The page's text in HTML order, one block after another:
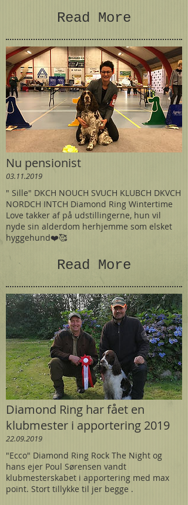
Read More
Nu pensionist
03.11.2019
" Sille" DKCH NOUCH SVUCH KLUBCH DKVCH
NORDCH INTCH Diamond Ring Wintertime
Love takker af på udstillingerne, hun vil
nyde sin alderdom herhjemme som elsket
hyggehund❤️🥰
Read More
Diamond Ring har fået en
klubmester i apportering 2019
22.09.2019
"Ecco" Diamond Ring Rock The Night og
hans ejer Poul Sørensen vandt
klubmesterskabet i apportering med max
point. Stort tillykke til jer begge .